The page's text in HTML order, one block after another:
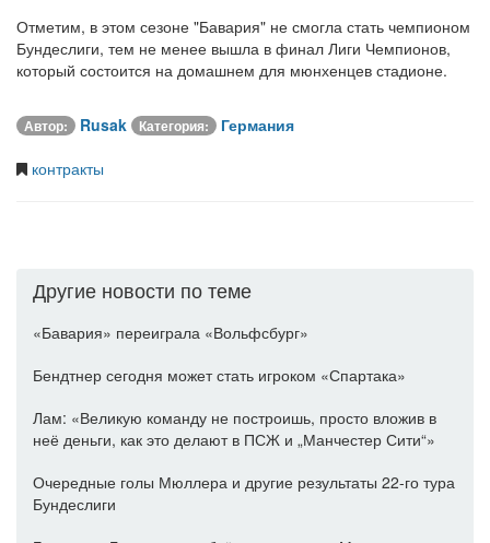
Отметим, в этом сезоне "Бавария" не смогла стать чемпионом
Бундеслиги, тем не менее вышла в финал Лиги Чемпионов,
который состоится на домашнем для мюнхенцев стадионе.
Автор: Rusak Категория:
Германия
контракты
Другие новости по теме
«Бавария» переиграла «Вольфсбург»
Бендтнер сегодня может стать игроком «Спартака»
Лам: «Великую команду не построишь, просто вложив в
неё деньги, как это делают в ПСЖ и „Манчестер Сити“»
Очередные голы Мюллера и другие результаты 22-го тура
Бундеслиги